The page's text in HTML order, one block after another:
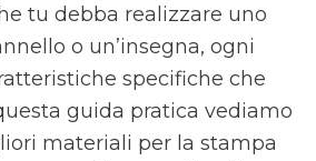
tu debba realizzare uno
o un’insegna, ogni
specifiche che
guida pratica vediamo
materiali per la stampa